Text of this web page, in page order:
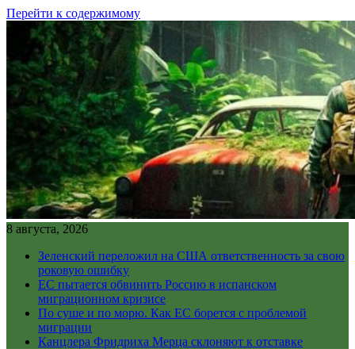
Перейти к содержимому
8 августа, 2026
Зеленский переложил на США ответственность за свою
роковую ошибку
ЕС пытается обвинить Россию в испанском
миграционном кризисе
По суше и по морю. Как ЕС борется с проблемой
миграции
Канцлера Фридриха Мерца склоняют к отставке